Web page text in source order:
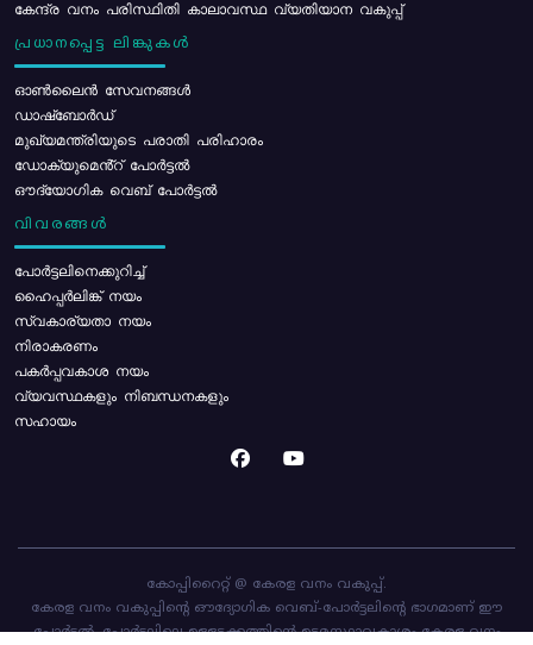
കേന്ദ്ര വനം പരിസ്ഥിതി കാലാവസ്ഥ വ്യതിയാന വകുപ്പ്
പ്രധാനപ്പെട്ട ലിങ്കുകൾ
ഓൺലൈൻ സേവനങ്ങൾ
ഡാഷ്ബോർഡ്
മുഖ്യമന്ത്രിയുടെ പരാതി പരിഹാരം
ഡോക്യുമെൻ്റ് പോർട്ടൽ
ഔദ്യോഗിക വെബ് പോർട്ടൽ
വിവരങ്ങൾ
പോര്‍ട്ടലിനെക്കുറിച്ച്
ഹൈപ്പർലിങ്ക് നയം
സ്വകാര്യതാ നയം
നിരാകരണം
പകർപ്പവകാശ നയം
വ്യവസ്ഥകളും നിബന്ധനകളും
സഹായം
കോപ്പിറൈറ്റ് @ കേരള വനം വകുപ്പ്.
കേരള വനം വകുപ്പിന്റെ ഔദ്യോഗിക വെബ്-പോർട്ടലിന്റെ ഭാഗമാണ് ഈ
പോർട്ടൽ. പോർട്ടലിലെ ഉള്ളടക്കത്തിന്റെ ഉടമസ്ഥാവകാശം കേരള വനം